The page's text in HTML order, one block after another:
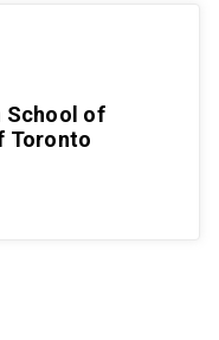
School of
Toronto